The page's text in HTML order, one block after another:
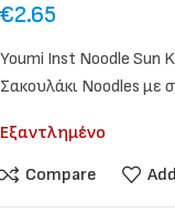
€2.65
Youmi Inst Noodle Sun
Σακουλάκι Noodles με
Εξαντλημένο
Compare